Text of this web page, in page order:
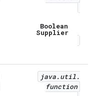
Boolean
Supplier
java.util.
function